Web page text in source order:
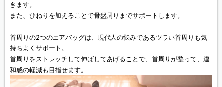
きます。
また、ひねりを加えることで骨盤周りまでサポートします。
首周りの2つのエアバッグは、現代人の悩みであるツラい首周りも気
持ちよくサポート。
首周りをストレッチして伸ばしてあげることで、首周りが整って、違
和感の軽減も目指せます。